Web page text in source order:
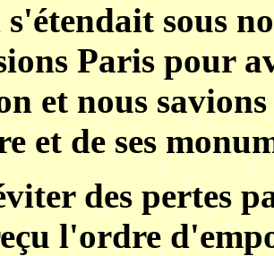
sous
Paris pour
et nous
et de ses
des pertes
l'ordre